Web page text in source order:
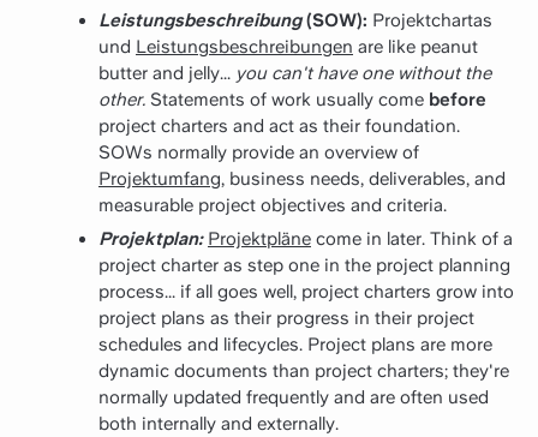
Leistungsbeschreibung(SOW): Projektchartas
und Leistungsbeschreibungen are like peanut
butter and jelly... you can't have one without the
other. Statements of work usually come before
project charters and act as their foundation.
SOWs normally provide an overview of
Projektumfang, business needs, deliverables, and
measurable project objectives and criteria.
Projektplan: Projektpläne come in later. Think of a
project charter as step one in the project planning
process... if all goes well, project charters grow into
project plans as their progress in their project
schedules and lifecycles. Project plans are more
dynamic documents than project charters; they're
normally updated frequently and are often used
both internally and externally.